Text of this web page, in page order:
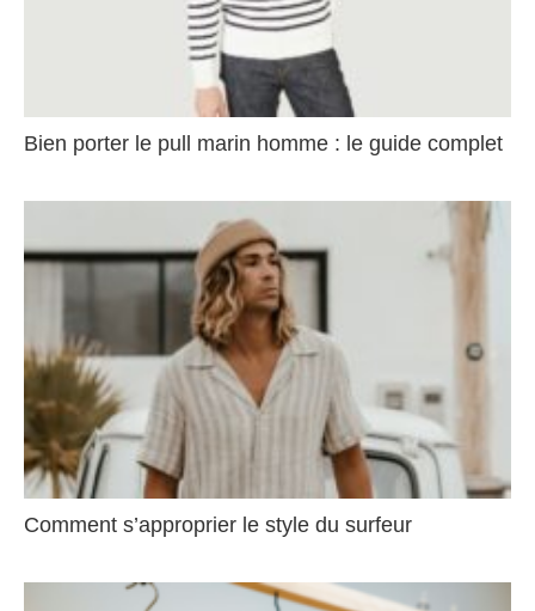
Bien porter le pull marin homme : le guide complet
Comment s’approprier le style du surfeur